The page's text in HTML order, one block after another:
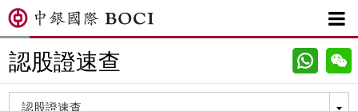

認股證速查